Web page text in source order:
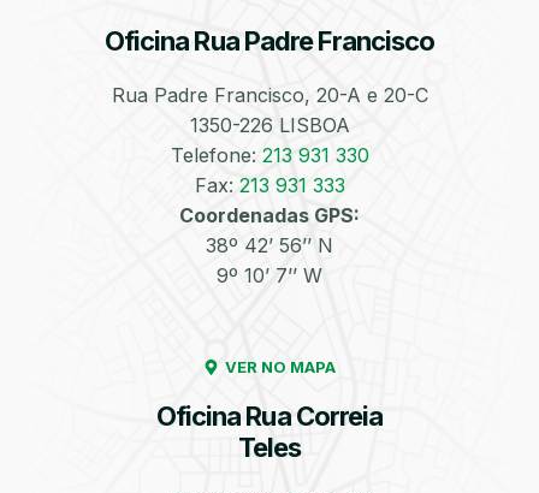
Oficina Rua Padre Francisco
Rua Padre Francisco, 20-A e 20-C
1350-226 LISBOA
Telefone: 213 931 330
Fax: 213 931 333
Coordenadas GPS:
38º 42’ 56’’ N
9º 10’ 7’’ W
VER NO MAPA
Oficina Rua Correia
Teles
Bate-Chapas
Higienização e
Automóvel